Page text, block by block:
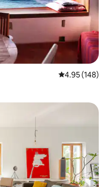
औसत रेटिंग 5 में से
4.95 (148)